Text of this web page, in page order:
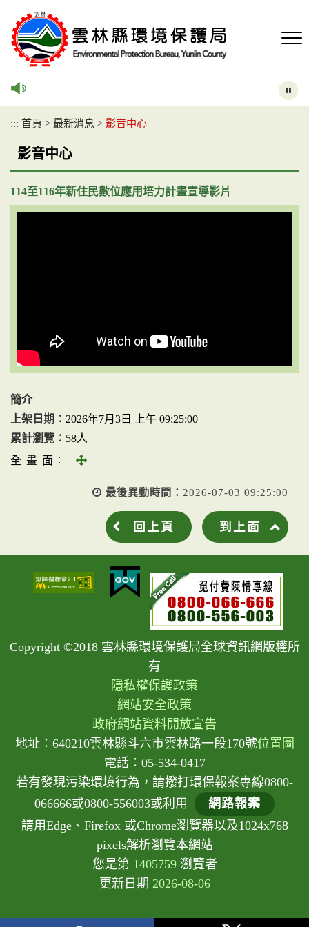
::: 首頁 > 最新消息 > 影音中心
影音中心
114至116年新住民數位應用培力計畫宣導影片
簡介
上架日期︰ 2026年7月3日 上午 09:25:00
累計瀏覽︰ 58人
全 畫 面︰
全
面
最後異動時間： 2026-07-03 09:25:00
回上頁 到上面
Copyright ©2018 雲林縣環境保護局全球資訊網版權所
有
隱私權保護政策
網站安全政策
政府網站資料開放宣告
地址：640210雲林縣斗六市雲林路一段170號位置圖
電話：05-534-0417
若有發現污染環境行為，請撥打環保報案專線0800-
066666或0800-556003或利用
網路報案
請用Edge、Firefox 或Chrome瀏覽器以及1024x768
pixels解析瀏覽本網站
您是第 1405759瀏覽者
更新日期 2026-08-06